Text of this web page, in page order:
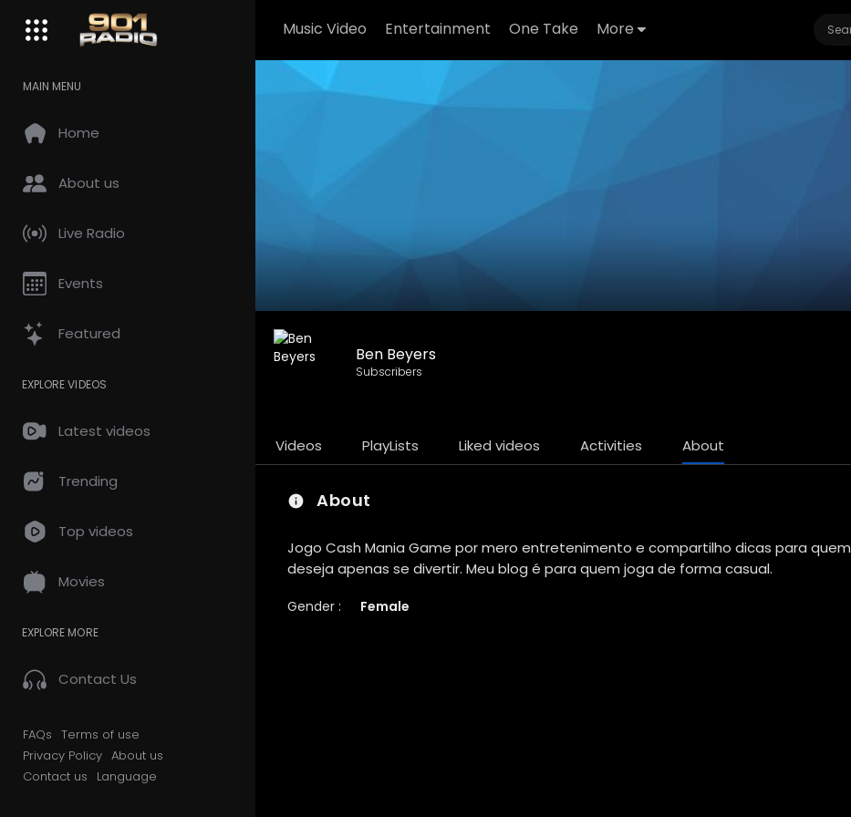
Music Video Entertainment One Take More
MAIN MENU
Home
About us
Live Radio
Events
Featured
EXPLORE VIDEOS
Latest videos
Trending
Top videos
Movies
EXPLORE MORE
Contact Us
FAQs Terms of use
Privacy Policy About us
Contact us
Language
Ben Beyers
Subscribers
Videos PlayLists Liked videos Activities About
About
Jogo Cash Mania Game por mero entretenimento e compartilho dicas para quem
deseja apenas se divertir. Meu blog é para quem joga de forma casual.
Gender : Female